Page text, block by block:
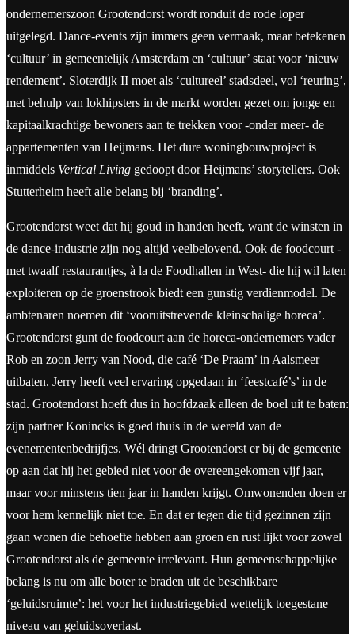
ondernemerszoon Grootendorst wordt ronduit de rode loper
uitgelegd. Dance-events zijn immers geen vermaak, maar betekenen
‘cultuur’ in gemeentelijk Amsterdam en ‘cultuur’ staat voor ‘nieuw
rendement’. Sloterdijk II moet als ‘cultureel’ stadsdeel, vol ‘reuring’,
met behulp van lokhipsters in de markt worden gezet om jonge en
kapitaalkrachtige bewoners aan te trekken voor -onder meer- de
appartementen van Heijmans. Het dure woningbouwproject is
inmiddels Vertical Living gedoopt door Heijmans’ storytellers. Ook
Stutterheim heeft alle belang bij ‘branding’.
Grootendorst weet dat hij goud in handen heeft, want de winsten in
de dance-industrie zijn nog altijd veelbelovend. Ook de foodcourt -
met twaalf restaurantjes, à la de Foodhallen in West- die hij wil laten
exploiteren op de groenstrook biedt een gunstig verdienmodel. De
ambtenaren noemen dit ‘vooruitstrevende kleinschalige horeca’.
Grootendorst gunt de foodcourt aan de horeca-ondernemers vader
Rob en zoon Jerry van Nood, die café ‘De Praam’ in Aalsmeer
uitbaten. Jerry heeft veel ervaring opgedaan in ‘feestcafé’s’ in de
stad. Grootendorst hoeft dus in hoofdzaak alleen de boel uit te baten:
zijn partner Konincks is goed thuis in de wereld van de
evenementenbedrijfjes. Wél dringt Grootendorst er bij de gemeente
op aan dat hij het gebied niet voor de overeengekomen vijf jaar,
maar voor minstens tien jaar in handen krijgt. Omwonenden doen er
voor hem kennelijk niet toe. En dat er tegen die tijd gezinnen zijn
gaan wonen die behoefte hebben aan groen en rust lijkt voor zowel
Grootendorst als de gemeente irrelevant. Hun gemeenschappelijke
belang is nu om alle boter te braden uit de beschikbare
‘geluidsruimte’: het voor het industriegebied wettelijk toegestane
niveau van geluidsoverlast.